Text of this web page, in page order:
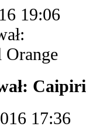
19:06
17:36